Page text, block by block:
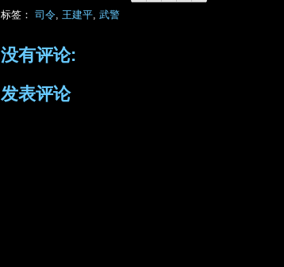
标签： 司令 王建平 武警
没有评论:
发表评论